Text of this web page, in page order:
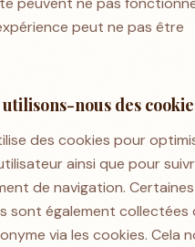
peut ne pas être
nous des
des cookies pour
ainsi que pour
de navigation. Certaines
sont également collectées
via les cookies. Cela